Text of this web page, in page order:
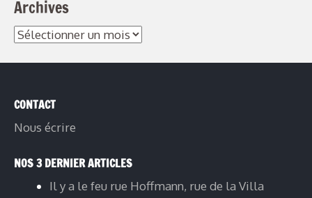
Archives
Archives
CONTACT
Nous écrire
NOS 3 DERNIER ARTICLES
Il y a le feu rue Hoffmann, rue de la Villa